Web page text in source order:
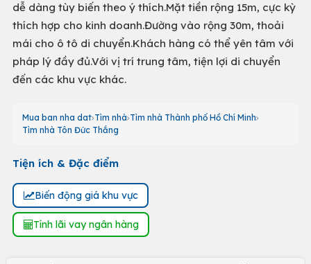
dễ dàng tùy biến theo ý thích.Mặt tiền rộng 15m, cực kỳ
thích hợp cho kinh doanh.Đường vào rộng 30m, thoải
mái cho ô tô di chuyển.Khách hàng có thể yên tâm với
pháp lý đầy đủ.Với vị trí trung tâm, tiện lợi di chuyển
đến các khu vực khác.
Mua ban nha dat Tìm nhà Tìm nhà Thành phố Hồ Chí Minh
Tìm nhà Tôn Đức Thắng
Tiện ích & Đặc điểm
Biến động giá khu vực
Tính lãi vay ngân hàng